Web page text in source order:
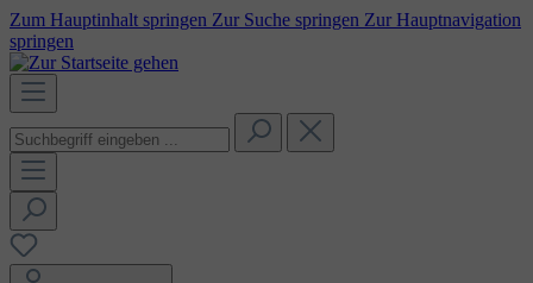
Zum Hauptinhalt springen Zur Suche springen Zur Hauptnavigation
springen